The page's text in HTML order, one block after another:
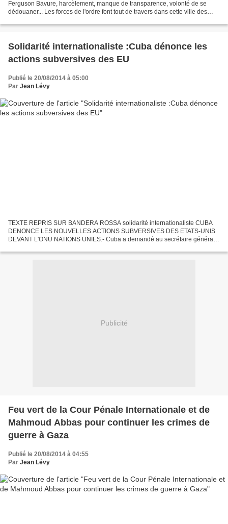
Ferguson Bavure, harcèlement, manque de transparence, volonté de se
dédouaner... Les forces de l'ordre font tout de travers dans cette ville des
Solidarité internationaliste :Cuba dénonce les
actions subversives des EU
Publié le 20/08/2014 à 05:00
Par Jean Lévy
TEXTE REPRIS SUR BANDERA ROSSA solidarité internationaliste CUBA
DENONCE LES NOUVELLES ACTIONS SUBVERSIVES DES ETATS-UNIS
DEVANT L'ONU NATIONS UNIES.- Cuba a demandé au secrétaire général
Publicité
Feu vert de la Cour Pénale Internationale et de
Mahmoud Abbas pour continuer les crimes de
guerre à Gaza
Publié le 20/08/2014 à 04:55
Par Jean Lévy